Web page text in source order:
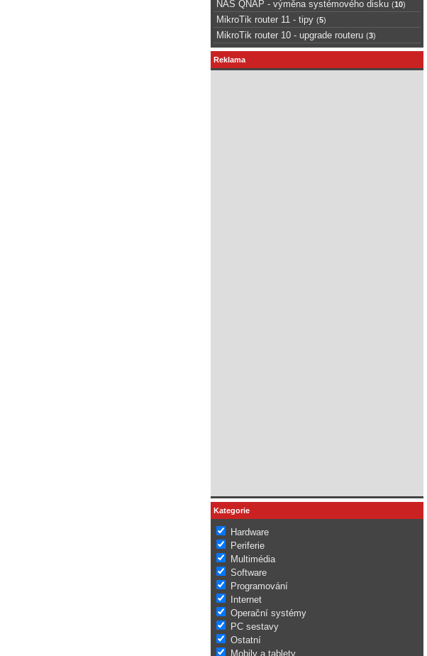
NAS QNAP - výměna systémového disku (10)
MikroTik router 11 - tipy (5)
MikroTik router 10 - upgrade routeru (3)
Reklama
Kategorie
Hardware
Periferie
Multimédia
Software
Programování
Internet
Operační systémy
PC sestavy
Ostatní
Mobily a tablety